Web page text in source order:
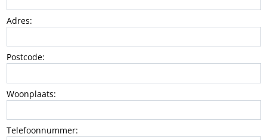
Adres:
Postcode:
Woonplaats:
Telefoonnummer: